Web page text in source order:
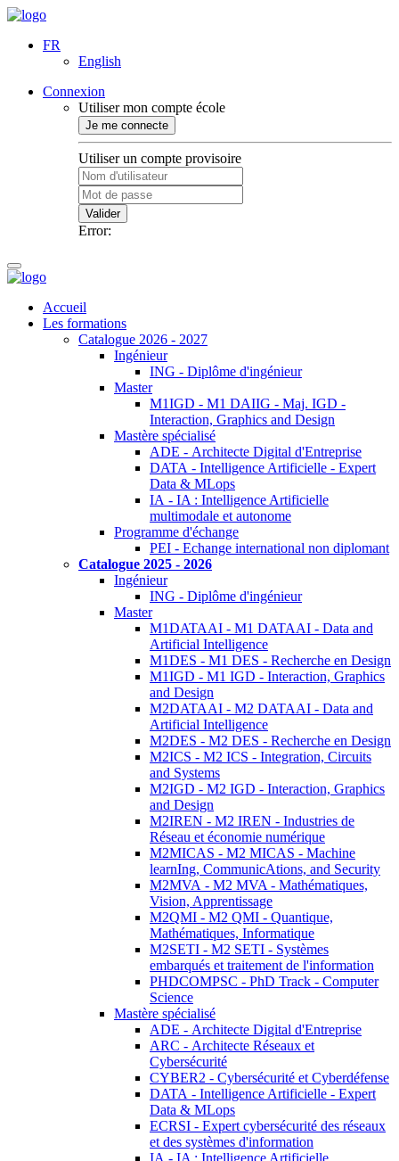
FR
English
Connexion
Utiliser mon compte école
Je me connecte
Utiliser un compte provisoire
Valider
Error:
Accueil
Les formations
Catalogue 2026 - 2027
Ingénieur
ING - Diplôme d'ingénieur
Master
M1IGD - M1 DAIIG - Maj. IGD -
Interaction, Graphics and Design
Mastère spécialisé
ADE - Architecte Digital d'Entreprise
DATA - Intelligence Artificielle - Expert
Data & MLops
IA - IA : Intelligence Artificielle
multimodale et autonome
Programme d'échange
PEI - Echange international non diplomant
Catalogue 2025 - 2026
Ingénieur
ING - Diplôme d'ingénieur
Master
M1DATAAI - M1 DATAAI - Data and
Artificial Intelligence
M1DES - M1 DES - Recherche en Design
M1IGD - M1 IGD - Interaction, Graphics
and Design
M2DATAAI - M2 DATAAI - Data and
Artificial Intelligence
M2DES - M2 DES - Recherche en Design
M2ICS - M2 ICS - Integration, Circuits
and Systems
M2IGD - M2 IGD - Interaction, Graphics
and Design
M2IREN - M2 IREN - Industries de
Réseau et économie numérique
M2MICAS - M2 MICAS - Machine
learnIng, CommunicAtions, and Security
M2MVA - M2 MVA - Mathématiques,
Vision, Apprentissage
M2QMI - M2 QMI - Quantique,
Mathématiques, Informatique
M2SETI - M2 SETI - Systèmes
embarqués et traitement de l'information
PHDCOMPSC - PhD Track - Computer
Science
Mastère spécialisé
ADE - Architecte Digital d'Entreprise
ARC - Architecte Réseaux et
Cybersécurité
CYBER2 - Cybersécurité et Cyberdéfense
DATA - Intelligence Artificielle - Expert
Data & MLops
ECRSI - Expert cybersécurité des réseaux
et des systèmes d'information
IA - IA : Intelligence Artificielle